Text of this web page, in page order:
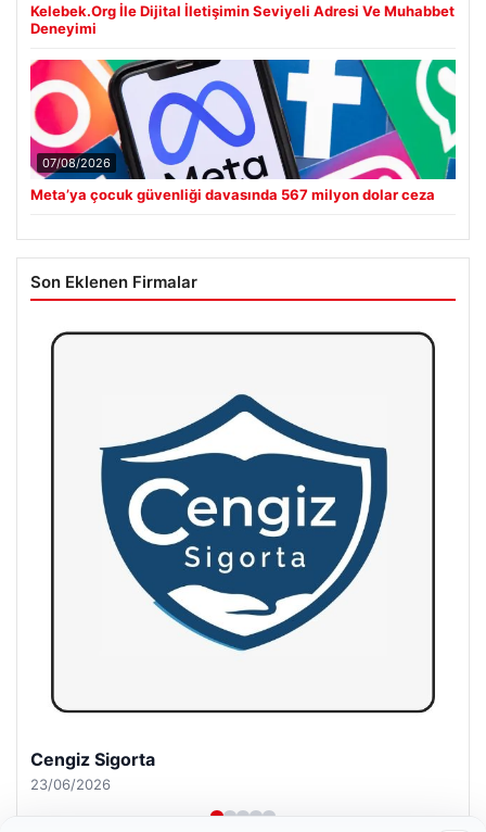
Kelebek.Org İle Dijital İletişimin Seviyeli Adresi Ve Muhabbet
Deneyimi
07/08/2026
Meta’ya çocuk güvenliği davasında 567 milyon dolar ceza
Son Eklenen Firmalar
Hastaş Beton
26/05/2026